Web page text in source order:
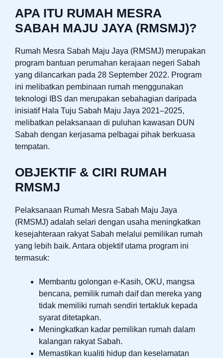
APA ITU RUMAH MESRA
SABAH MAJU JAYA (RMSMJ)?
Rumah Mesra Sabah Maju Jaya (RMSMJ) merupakan
program bantuan perumahan kerajaan negeri Sabah
yang dilancarkan pada 28 September 2022. Program
ini melibatkan pembinaan rumah menggunakan
teknologi IBS dan merupakan sebahagian daripada
inisiatif Hala Tuju Sabah Maju Jaya 2021–2025,
melibatkan pelaksanaan di puluhan kawasan DUN
Sabah dengan kerjasama pelbagai pihak berkuasa
tempatan.
OBJEKTIF & CIRI RUMAH
RMSMJ
Pelaksanaan Rumah Mesra Sabah Maju Jaya
(RMSMJ) adalah selari dengan usaha meningkatkan
kesejahteraan rakyat Sabah melalui pemilikan rumah
yang lebih baik. Antara objektif utama program ini
termasuk:
Membantu golongan e-Kasih, OKU, mangsa
bencana, pemilik rumah daif dan mereka yang
tidak memiliki rumah sendiri tertakluk kepada
syarat ditetapkan.
Meningkatkan kadar pemilikan rumah dalam
kalangan rakyat Sabah.
Memastikan kualiti hidup dan keselamatan